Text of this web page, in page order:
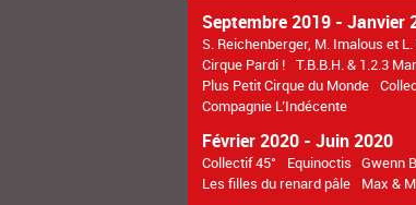
Septembre 2019 - Janvier
S. Reichenberger, M. Imalous et
Cirque Pardi ! T.B.B.H. & 1.2.3
Plus Petit Cirque du Monde
Compagnie L’Indécente
Février 2020 - Juin 2020
Collectif 45° Equinoctis Gwenn
Les filles du renard pâle
Max &